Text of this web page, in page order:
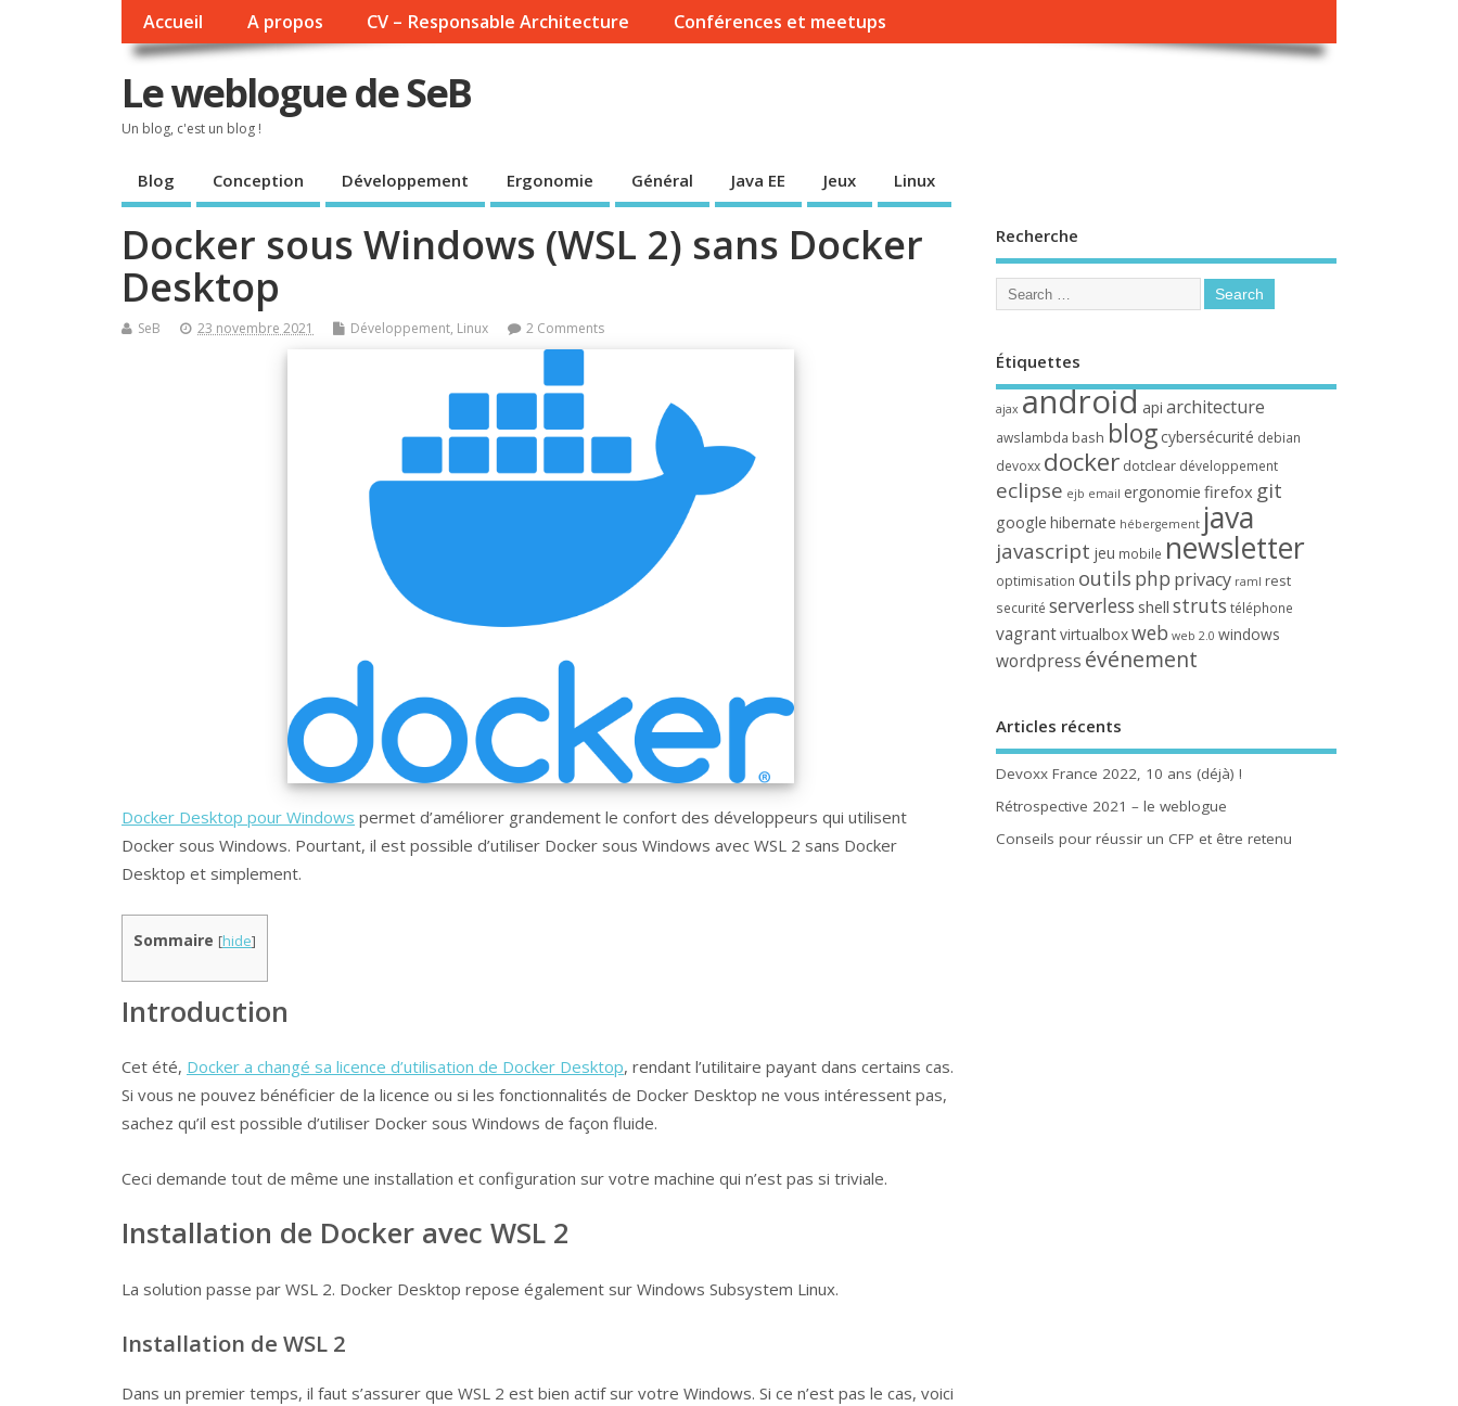
Accueil A propos CV – Responsable Architecture Conférences et meetups
Le weblogue de SeB
Un blog, c'est un blog !
Blog Conception Développement Ergonomie Général Java EE Jeux Linux
Docker sous Windows (WSL 2) sans Docker
Desktop
SeB 23 novembre 2021 Développement, Linux 2 Comments
Docker Desktop pour Windows permet d’améliorer grandement le confort des développeurs qui utilisent
Docker sous Windows. Pourtant, il est possible d’utiliser Docker sous Windows avec WSL 2 sans Docker
Desktop et simplement.
Sommaire [hide]
Introduction
Cet été, Docker a changé sa licence d’utilisation de Docker Desktop, rendant l’utilitaire payant dans certains cas.
Si vous ne pouvez bénéficier de la licence ou si les fonctionnalités de Docker Desktop ne vous intéressent pas,
sachez qu’il est possible d’utiliser Docker sous Windows de façon fluide.
Ceci demande tout de même une installation et configuration sur votre machine qui n’est pas si triviale.
Installation de Docker avec WSL 2
La solution passe par WSL 2. Docker Desktop repose également sur Windows Subsystem Linux.
Installation de WSL 2
Dans un premier temps, il faut s’assurer que WSL 2 est bien actif sur votre Windows. Si ce n’est pas le cas, voici
Recherche
Étiquettes
ajax androidapi architecture
awslambda bash blog cybersécurité debian
devoxx docker dotclear développement
eclipse ejb email ergonomie firefox git
google hibernate hébergement java
javascript jeu mobile newsletter
optimisation outils php privacy raml rest
securité serverless shell struts téléphone
vagrantvirtualboxweb web 2.0 windows
wordpress événement
Articles récents
Devoxx France 2022, 10 ans (déjà) !
Rétrospective 2021 – le weblogue
Conseils pour réussir un CFP et être retenu